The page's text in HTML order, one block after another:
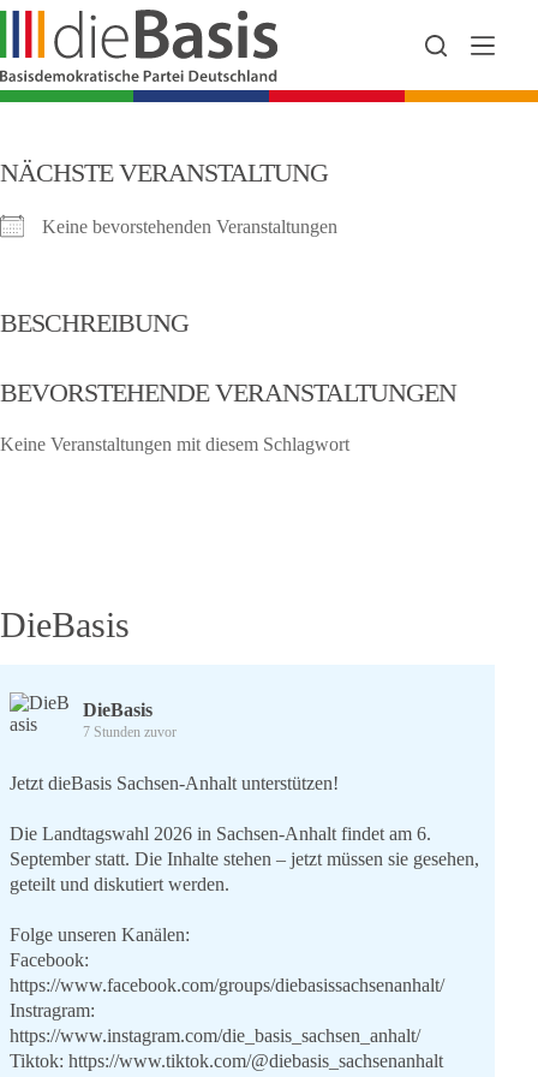
Zum
springen
NÄCHSTE VERANSTALTUNG
Keine bevorstehenden Veranstaltungen
BESCHREIBUNG
BEVORSTEHENDE VERANSTALTUNGEN
Keine Veranstaltungen mit diesem Schlagwort
DieBasis
DieBasis
7 Stunden zuvor
Jetzt dieBasis Sachsen-Anhalt unterstützen!
Die Landtagswahl 2026 in Sachsen-Anhalt findet am 6.
September statt. Die Inhalte stehen – jetzt müssen sie gesehen,
geteilt und diskutiert werden.
Folge unseren Kanälen:
Facebook:
https://www.facebook.com/groups/diebasissachsenanhalt/
Instragram:
https://www.instagram.com/die_basis_sachsen_anhalt/
Tiktok: https://www.tiktok.com/@diebasis_sachsenanhalt